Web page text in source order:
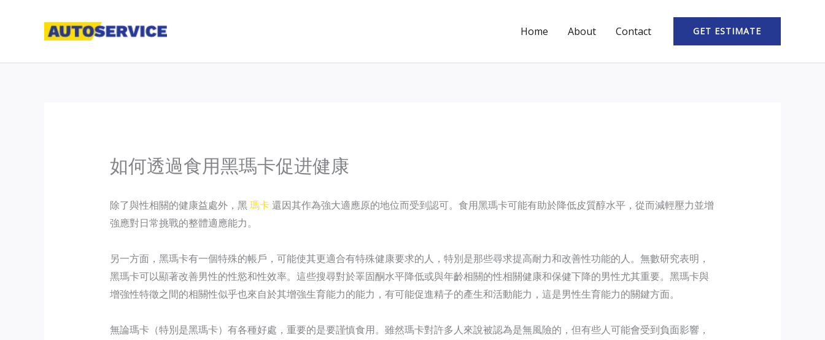
Home About Contact GET ESTIMATE
如何透過食用黑瑪卡促进健康
除了與性相關的健康益處外，黑瑪卡還因其作為強大適應原的地位而受到認可。食用黑瑪卡可能有助於降低皮質醇水平，從而減輕壓力並增
強應對日常挑戰的整體適應能力。
另一方面，黑瑪卡有一個特殊的帳戶，可能使其更適合有特殊健康要求的人，特別是那些尋求提高耐力和改善性功能的人。無數研究表明，
黑瑪卡可以顯著改善男性的性慾和性效率。這些搜尋對於睪固酮水平降低或與年齡相關的性相關健康和保健下降的男性尤其重要。黑瑪卡與
增強性特徵之間的相關性似乎也來自於其增強生育能力的能力，有可能促進精子的產生和活動能力，這是男性生育能力的關鍵方面。
無論瑪卡（特別是黑瑪卡）有各種好處，重要的是要謹慎食用。雖然瑪卡對許多人來說被認為是無風險的，但有些人可能會受到負面影響，